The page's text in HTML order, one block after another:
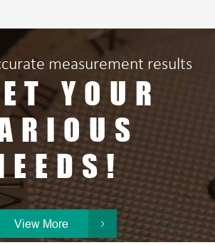
par correspondiente de acuerdo
de peso.measurement results
YOUR
View More 